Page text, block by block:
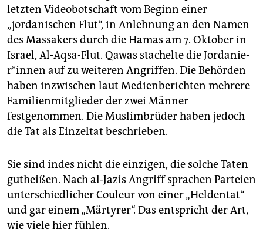
letzten Videobotschaft vom Beginn einer
„jordanischen Flut“, in Anlehnung an den Namen
des Massakers durch die Hamas am 7. Oktober in
Israel, Al-Aqsa-Flut. Qawas stachelte die Jor­da­nie­
r*in­nen auf zu weiteren Angriffen. Die Behörden
haben inzwischen laut Medienberichten mehrere
Familienmitglieder der zwei Männer
festgenommen. Die Muslimbrüder haben jedoch
die Tat als Einzeltat beschrieben.
Sie sind indes nicht die einzigen, die solche Taten
gutheißen. Nach al-Jazis Angriff sprachen Parteien
unterschiedlicher Couleur von einer „Heldentat“
und gar einem „Märtyrer“. Das entspricht der Art,
wie viele hier fühlen.